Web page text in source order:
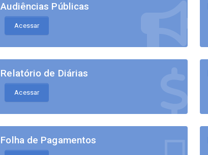
Audiências Públicas
Acessar
Relatório de Diárias
Acessar
Folha de Pagamentos